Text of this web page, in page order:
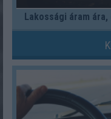
Lakossági áram